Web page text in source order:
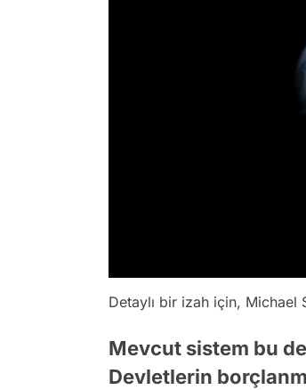
Detaylı bir izah için, Michael
Mevcut sistem bu
Devletlerin